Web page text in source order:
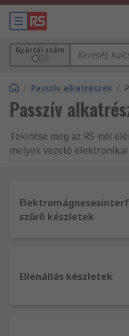
Gyártói szám
/ Passzív alkatrészek /
Passzív
Tekintse meg az RS-nél
melyek vezető
rendkívüli támogatást
szűrő készletek
Ellenállás készletek